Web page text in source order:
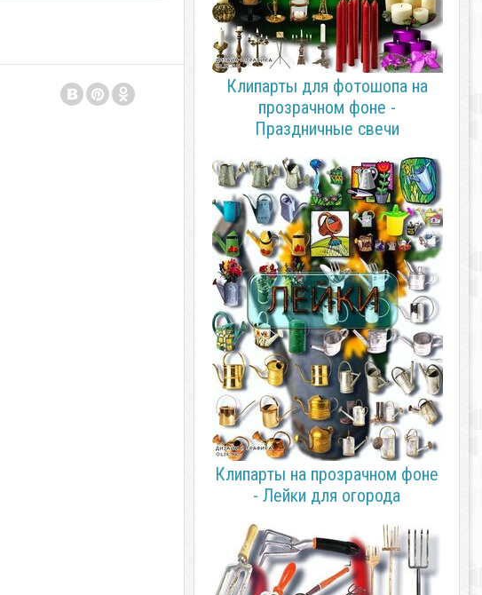
Клипарты для фотошопа на
прозрачном фоне -
Праздничные свечи
Клипарты на прозрачном фоне
- Лейки для огорода